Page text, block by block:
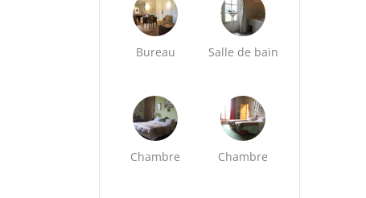
Bureau Salle de bain
Chambre Chambre